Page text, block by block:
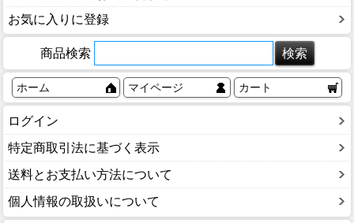
お気に入りに登録
商品検索
ホーム マイページ カート
ログイン
特定商取引法に基づく表示
送料とお支払い方法について
個人情報の取扱いについて